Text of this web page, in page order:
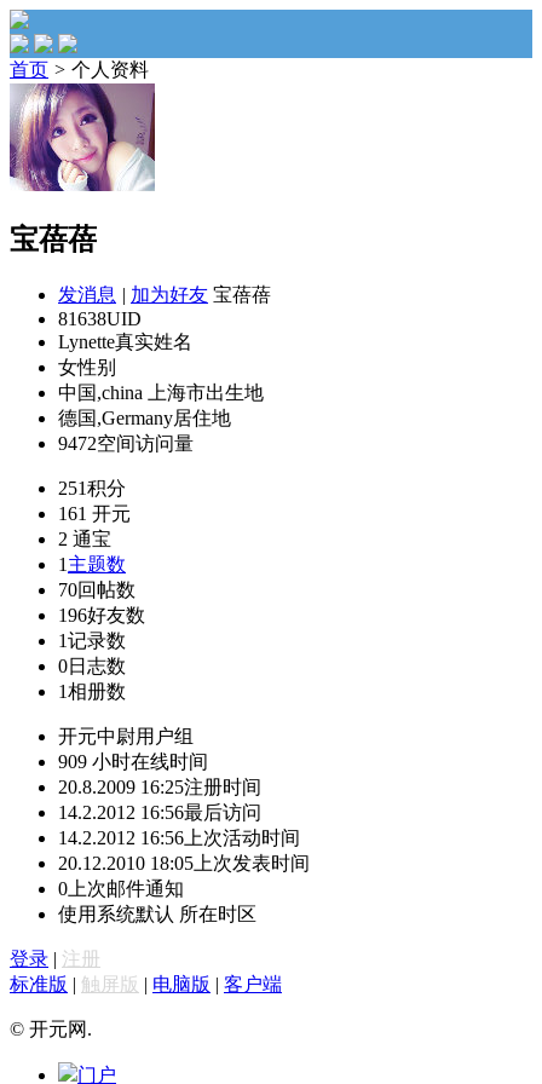
首页 > 个人资料
宝蓓蓓
发消息 | 加为好友 宝蓓蓓
81638UID
Lynette真实姓名
女性别
中国,china 上海市出生地
德国,Germany居住地
9472空间访问量
251积分
161 开元
2 通宝
1 主题数
70回帖数
196好友数
1记录数
0日志数
1相册数
开元中尉用户组
909 小时在线时间
20.8.2009 16:25注册时间
14.2.2012 16:56最后访问
14.2.2012 16:56 上次活动时间
20.12.2010 18:05 上次发表时间
0 上次邮件通知
使用系统默认 所在时区
登录 | 注册
标准版 | 触屏版 | 电脑版 | 客户端
© 开元网.
门户